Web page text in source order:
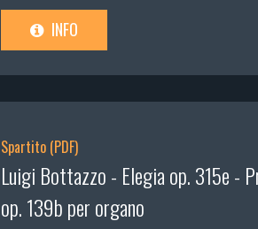
INFO
Spartito (PDF)
Luigi Bottazzo - Elegia op. 315e -
op. 139b per organo